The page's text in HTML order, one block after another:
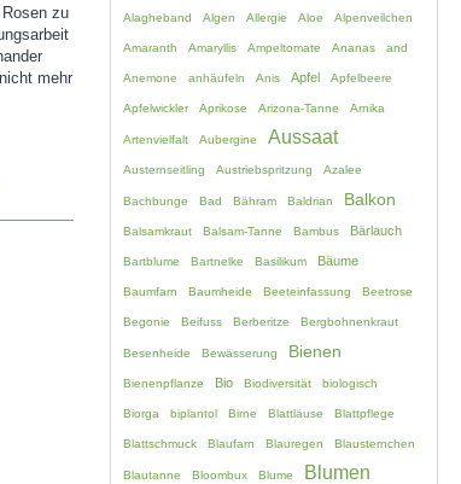
zu
mehr
Alagheband Algen Allergie Aloe Alpenveilchen
Amaranth Amaryllis Ampeltomate Ananas and
Anemone anhäufeln Anis Apfel Apfelbeere
Apfelwickler Aprikose Arizona-Tanne Arnika
Artenvielfalt Aubergine Aussaat
Austernseitling Austriebspritzung Azalee
Bachbunge Bad Bähram Baldrian Balkon
Balsamkraut Balsam-Tanne Bambus Bärlauch
Bartblume Bartnelke Basilikum Bäume
Baumfarn Baumheide Beeteinfassung Beetrose
Begonie Beifuss Berberitze Bergbohnenkraut
Besenheide Bewässerung Bienen
Bienenpflanze Bio Biodiversität biologisch
Biorga biplantol Birne Blattläuse Blattpflege
Blattschmuck Blaufarn Blauregen Blausternchen
Blautanne Bloombux Blume Blumen